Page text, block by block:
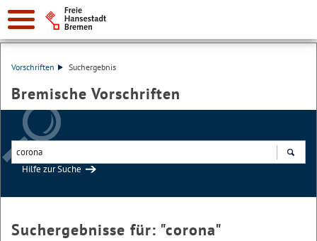
Vorschriften Suchergebnis
Bremische Vorschriften
Hilfe zur Suche
Suchergebnisse für: "corona"